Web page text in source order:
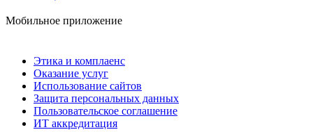
Мобильное приложение
Этика и комплаенс
Оказание услуг
Использование сайтов
Защита персональных данных
Пользовательское соглашение
ИТ аккредитация